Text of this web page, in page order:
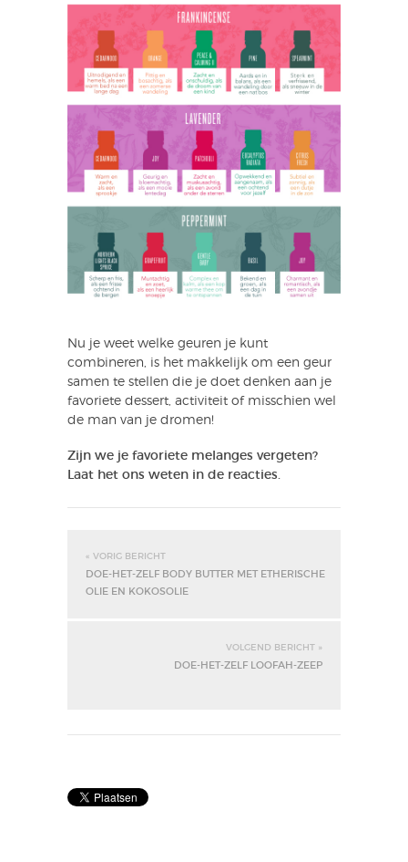
Nu je weet welke geuren je kunt
combineren, is het makkelijk om een geur
samen te stellen die je doet denken aan je
favoriete dessert, activiteit of misschien wel
de man van je dromen!
Zijn we je favoriete melanges vergeten?
Laat het ons weten in de reacties.
« VORIG BERICHT
DOE-HET-ZELF BODY BUTTER MET ETHERISCHE
OLIE EN KOKOSOLIE
VOLGEND BERICHT »
DOE-HET-ZELF LOOFAH-ZEEP